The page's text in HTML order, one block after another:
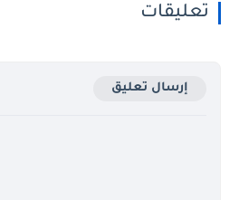
تعليقات
إرسال تعليق